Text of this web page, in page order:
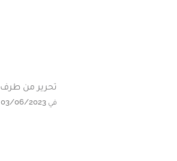
تحرير من طرف
في 03/06/2023 على الساعة 19:00, تحديث بتاريخ 03/06/2023 على الساعة 19:00